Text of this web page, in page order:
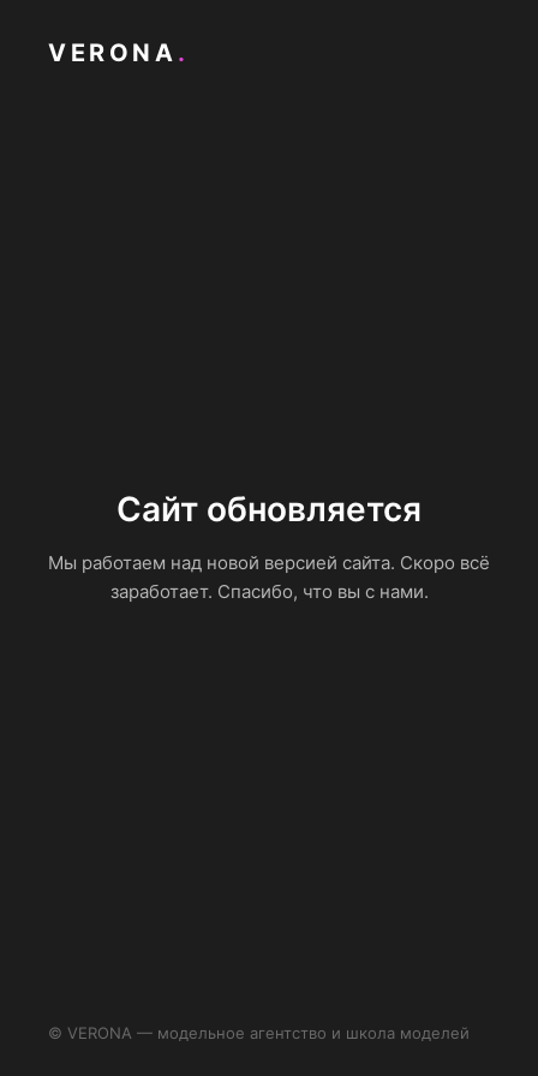
VERONA .
Сайт обновляется
Мы работаем над новой версией сайта. Скоро всё
заработает. Спасибо, что вы с нами.
© VERONA — модельное агентство и школа моделей